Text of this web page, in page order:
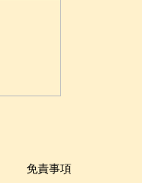
免責事項